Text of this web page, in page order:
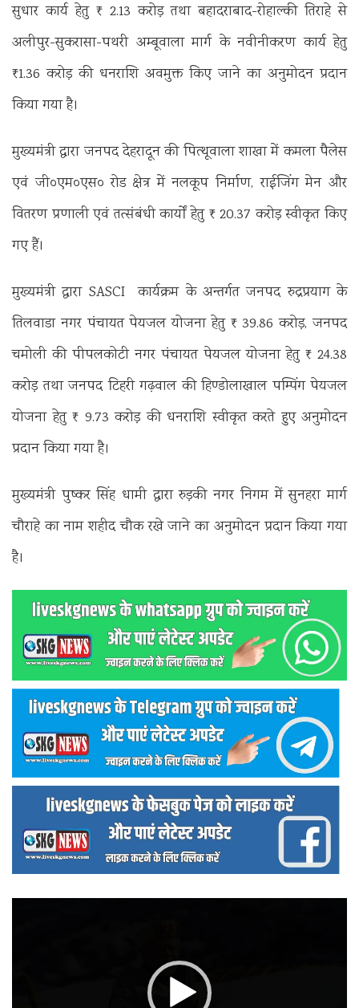
सुधार कार्य हेतु ₹ 2.13 करोड़ तथा बहादराबाद-रोहाल्की तिराहे से
अलीपुर-सुकरासा-पथरी अम्बूवाला मार्ग के नवीनीकरण कार्य हेतु
₹1.36 करोड़ की धनराशि अवमुक्त किए जाने का अनुमोदन प्रदान
किया गया है।
मुख्यमंत्री द्वारा जनपद देहरादून की पित्थूवाला शाखा में कमला पैलेस
एवं जी०एम०एस० रोड क्षेत्र में नलकूप निर्माण, राईजिंग मेन और
वितरण प्रणाली एवं तत्संबंधी कार्यों हेतु ₹ 20.37 करोड़ स्वीकृत किए
गए हैं।
मुख्यमंत्री द्वारा SASCI कार्यक्रम के अन्तर्गत जनपद रुद्रप्रयाग के
तिलवाडा नगर पंचायत पेयजल योजना हेतु ₹ 39.86 करोड़, जनपद
चमोली की पीपलकोटी नगर पंचायत पेयजल योजना हेतु ₹ 24.38
करोड़ तथा जनपद टिहरी गढ़वाल की हिण्डोलाखाल पम्पिंग पेयजल
योजना हेतु ₹ 9.73 करोड़ की धनराशि स्वीकृत करते हुए अनुमोदन
प्रदान किया गया है।
मुख्यमंत्री पुष्कर सिंह धामी द्वारा रुड़की नगर निगम में सुनहरा मार्ग
चौराहे का नाम शहीद चौक रखे जाने का अनुमोदन प्रदान किया गया
है।